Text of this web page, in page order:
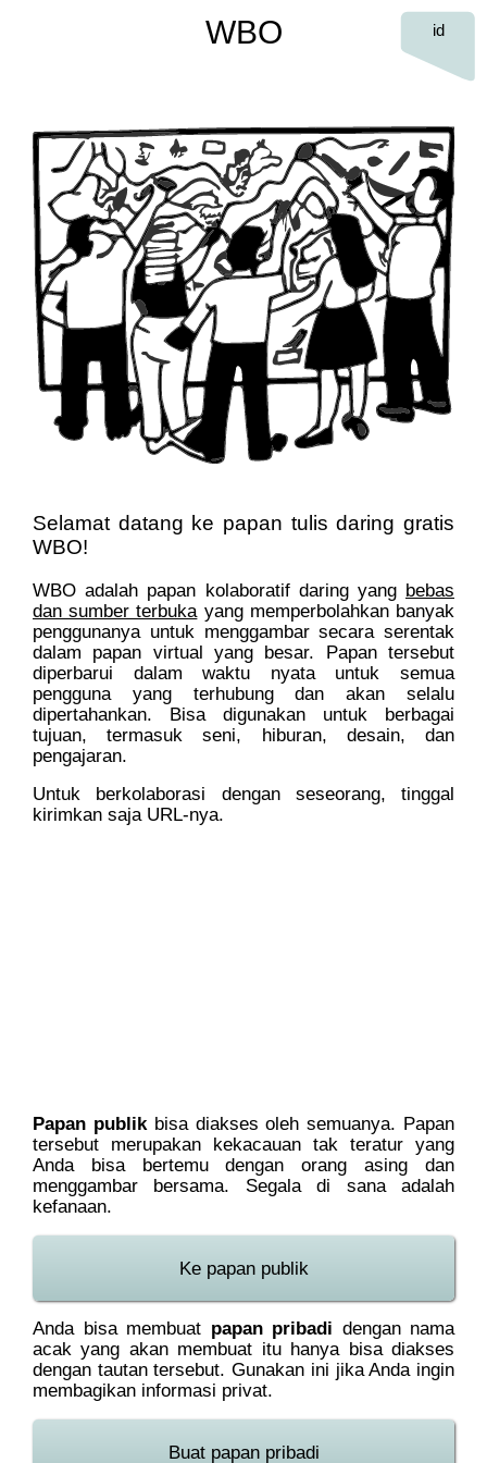
WBO id
Selamat datang ke papan tulis daring gratis
WBO!
WBO adalah papan kolaboratif daring yang bebas
dan sumber terbuka yang memperbolahkan banyak
penggunanya untuk menggambar secara serentak
dalam papan virtual yang besar. Papan tersebut
diperbarui dalam waktu nyata untuk semua
pengguna yang terhubung dan akan selalu
dipertahankan. Bisa digunakan untuk berbagai
tujuan, termasuk seni, hiburan, desain, dan
pengajaran.
Untuk berkolaborasi dengan seseorang, tinggal
kirimkan saja URL-nya.
Papan publikbisa diakses oleh semuanya. Papan
tersebut merupakan kekacauan tak teratur yang
Anda bisa bertemu dengan orang asing dan
menggambar bersama. Segala di sana adalah
kefanaan.
Ke papan publik
Anda bisa membuat papan pribadi dengan nama
acak yang akan membuat itu hanya bisa diakses
dengan tautan tersebut. Gunakan ini jika Anda ingin
membagikan informasi privat.
Buat papan pribadi